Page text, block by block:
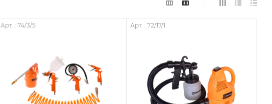
Арт. : 74/3/5 Арт. : 72/17/1